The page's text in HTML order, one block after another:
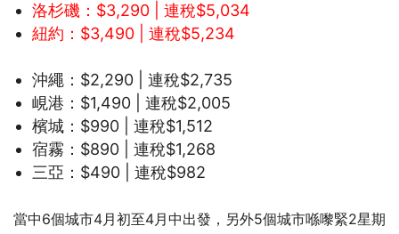
洛杉磯：$3,290 | 連稅$5,034
紐約：$3,490 | 連稅$5,234
沖繩：$2,290 | 連稅$2,735
峴港：$1,490 | 連稅$2,005
檳城：$990 | 連稅$1,512
宿霧：$890 | 連稅$1,268
三亞：$490 | 連稅$982
當中6個城市4月初至4月中出發，另外5個城市喺嚟緊2星期